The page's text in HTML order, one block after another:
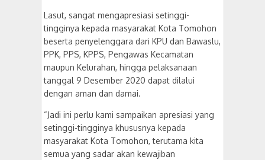
Lasut, sangat mengapresiasi setinggi-
tingginya kepada masyarakat Kota Tomohon
beserta penyelenggara dari KPU dan Bawaslu,
PPK, PPS, KPPS, Pengawas Kecamatan
maupun Kelurahan, hingga pelaksanaan
tanggal 9 Desember 2020 dapat dilalui
dengan aman dan damai.
“Jadi ini perlu kami sampaikan apresiasi yang
setinggi-tingginya khususnya kepada
masyarakat Kota Tomohon, terutama kita
semua yang sadar akan kewajiban